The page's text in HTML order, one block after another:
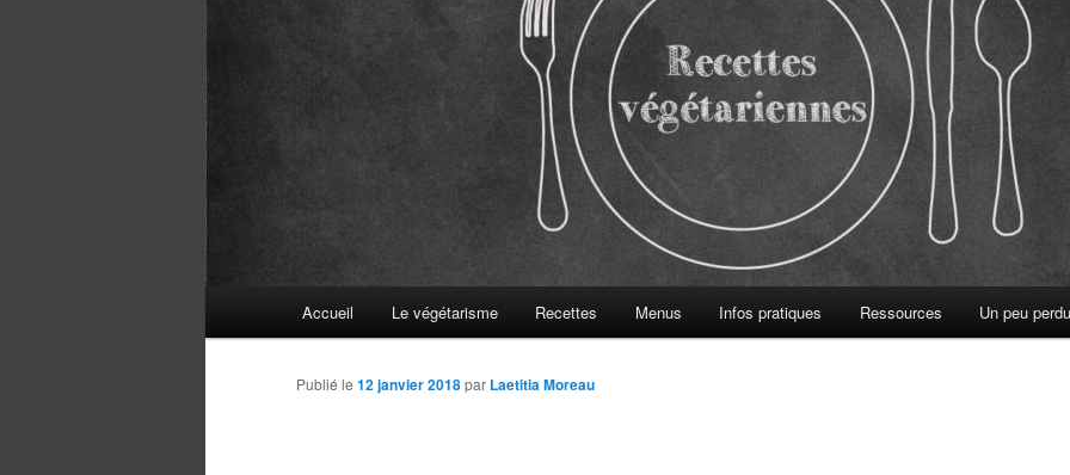
Accueil Le végétarisme Recettes Menus Infos pratiques Ressources Un peu
Publié le 12 janvier 2018par Laetitia Moreau